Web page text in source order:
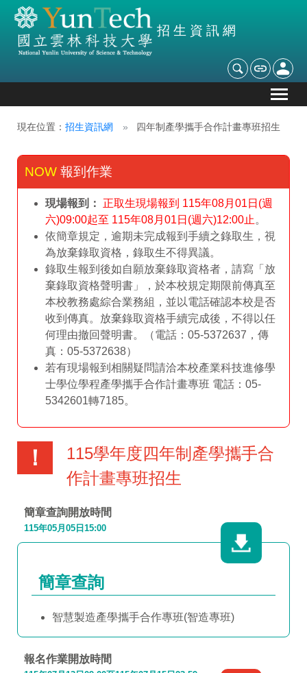
招生資訊網
現在位置： 招生資訊網 四年制產學攜手合作計畫專班招生
報到作業
現場報到： 正取生現場報到 115年08月01日(週
六)09:00起至 115年08月01日(週六)12:00止 。
依簡章規定，逾期未完成報到手續之錄取生，視
為放棄錄取資格，錄取生不得異議。
錄取生報到後如自願放棄錄取資格者，請寫「放
棄錄取資格聲明書」，於本校規定期限前傳真至
本校教務處綜合業務組，並以電話確認本校是否
收到傳真。放棄錄取資格手續完成後，不得以任
何理由撤回聲明書。（電話：05-5372637，傳
真：05-5372638）
若有現場報到相關疑問請洽本校產業科技進修學
士學位學程產學攜手合作計畫專班 電話：05-
5342601轉7185。
！
115學年度四年制產學攜手合
作計畫專班招生
簡章查詢開放時間
115年05月05日15:00
簡章查詢
智慧製造產學攜手合作專班(智造專班)
報名作業開放時間